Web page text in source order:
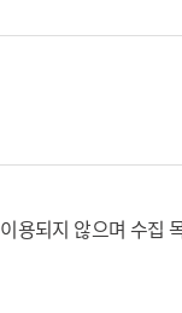
7일전에 알려야 한
미 방문 등의 사유로
용되지 않으며 수집